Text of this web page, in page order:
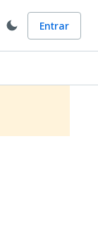
Entrar